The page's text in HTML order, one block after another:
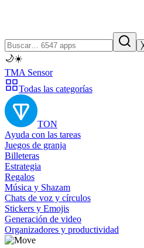
🌙☀️
TMA Sensor
Todas las categorías
TON
Ayuda con las tareas
Juegos de granja
Billeteras
Estrategia
Regalos
Música y Shazam
Chats de voz y círculos
Stickers y Emojis
Generación de video
Organizadores y productividad